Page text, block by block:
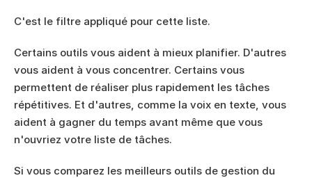
C'est le filtre appliqué pour cette liste.
Certains outils vous aident à mieux planifier. D'autres
vous aident à vous concentrer. Certains vous
permettent de réaliser plus rapidement les tâches
répétitives. Et d'autres, comme la voix en texte, vous
aident à gagner du temps avant même que vous
n'ouvriez votre liste de tâches.
Si vous comparez les meilleurs outils de gestion du